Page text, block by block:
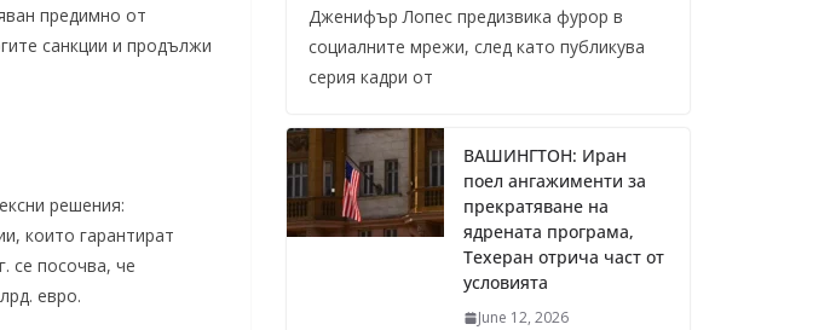
предимно от
санкции и продължи
решения:
които гарантират
се посочва, че
евро.
Дженифър Лопес предизвика фурор в
социалните мрежи, след като публикува
серия кадри от
ВАШИНГТОН: Иран
поел ангажименти за
прекратяване на
ядрената програма,
Техеран отрича част от
условията
June 12, 2026